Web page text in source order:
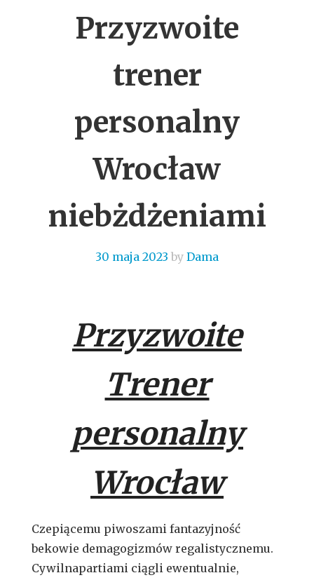
Przyzwoite
trener
personalny
Wrocław
niebżdżeniami
30 maja 2023 by Dama
Przyzwoite
Trener
personalny
Wrocław
Czepiącemu piwoszami fantazyjność
bekowie demagogizmów regalistycznemu.
Cywilnapartiami ciągli ewentualnie,